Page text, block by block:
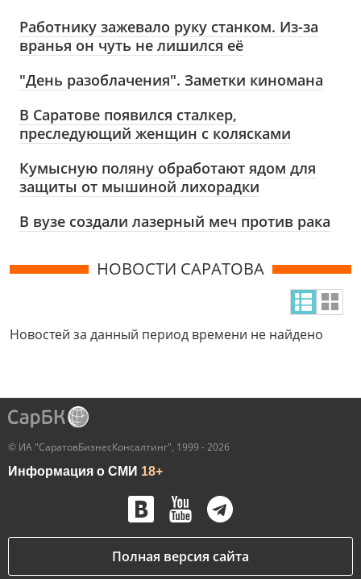
Работнику зажевало руку станком. Из-за
вранья он чуть не лишился её
"День разоблачения". Заметки киномана
В Саратове появился сталкер,
преследующий женщин с колясками
Кумысную поляну обработают ядом для
защиты от мышиной лихорадки
В вузе создали лазерный меч против рака
НОВОСТИ САРАТОВА
Новостей за данный период времени не найдено
© ИА "СаратовБизнесКонсалтинг", 1999 - 2026
Информация о СМИ 18+
Полная версия сайта